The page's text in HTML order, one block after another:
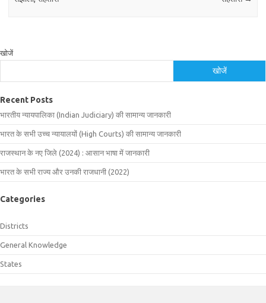
खोजें
खोजें
Recent Posts
भारतीय न्यायपालिका (Indian Judiciary) की सामान्य जानकारी
भारत के सभी उच्च न्यायालयों (High Courts) की सामान्य जानकारी
राजस्थान के नए जिले (2024) : आसान भाषा में जानकारी
भारत के सभी राज्य और उनकी राजधानी (2022)
Categories
Districts
General Knowledge
States